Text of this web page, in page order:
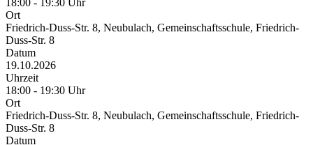
18:00 - 19:30 Uhr
Ort
Friedrich-Duss-Str. 8, Neubulach, Gemeinschaftsschule, Friedrich-
Duss-Str. 8
Datum
19.10.2026
Uhrzeit
18:00 - 19:30 Uhr
Ort
Friedrich-Duss-Str. 8, Neubulach, Gemeinschaftsschule, Friedrich-
Duss-Str. 8
Datum